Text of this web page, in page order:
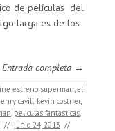
de películas del
larga es de los
Entrada completa →
estreno superman,el
cavill, kevin costner,
, peliculas fantasticas,
// junio 24, 2013 //